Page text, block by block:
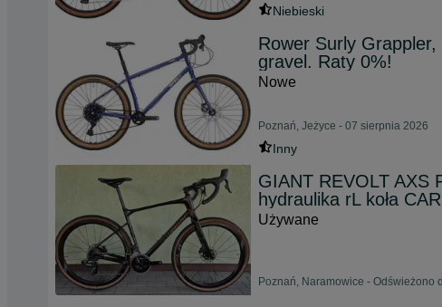
Niebieski
Rower Surly
gravel. Raty 0%!
Nowe
Poznań, Jeżyce - 07 sierpnia 2026
Inny
GIANT REVOLT AXS
hydraulika rL koła
Używane
Poznań, Naramowice - Odświeżono